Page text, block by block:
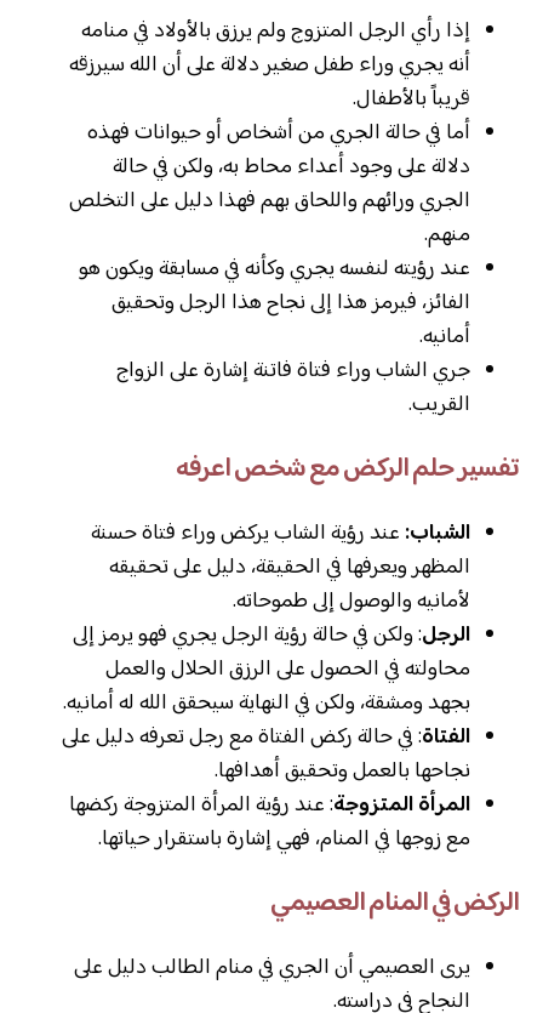
إذا رأي الرجل المتزوج ولم يرزق بالأولاد في منامه
أنه يجري وراء طفل صغير دلالة على أن الله سيرزقه
قريباً بالأطفال.
أما في حالة الجري من أشخاص أو حيوانات فهذه
دلالة على وجود أعداء محاط به، ولكن في حالة
الجري ورائهم واللحاق بهم فهذا دليل على التخلص
منهم.
عند رؤيته لنفسه يجري وكأنه في مسابقة ويكون هو
الفائز، فيرمز هذا إلى نجاح هذا الرجل وتحقيق
أمانيه.
جري الشاب وراء فتاة فاتنة إشارة على الزواج
القريب.
تفسير حلم الركض مع شخص اعرفه
الشباب: عند رؤية الشاب يركض وراء فتاة حسنة
المظهر ويعرفها في الحقيقة، دليل على تحقيقه
لأمانيه والوصول إلى طموحاته.
الرجل: ولكن في حالة رؤية الرجل يجري فهو يرمز إلى
محاولته في الحصول على الرزق الحلال والعمل
بجهد ومشقة، ولكن في النهاية سيحقق الله له أمانيه.
الفتاة: في حالة ركض الفتاة مع رجل تعرفه دليل على
نجاحها بالعمل وتحقيق أهدافها.
المرأة المتزوجة: عند رؤية المرأة المتزوجة ركضها
مع زوجها في المنام، فهي إشارة باستقرار حياتها.
الركض في المنام العصيمي
يرى العصيمي أن الجري في منام الطالب دليل على
النجاح في دراسته.